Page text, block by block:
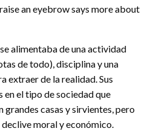
an eyebrow says more about
alimentaba de una actividad
de todo), disciplina y una
extraer de la realidad. Sus
en el tipo de sociedad que
grandes casas y sirvientes, pero
moral y económico.